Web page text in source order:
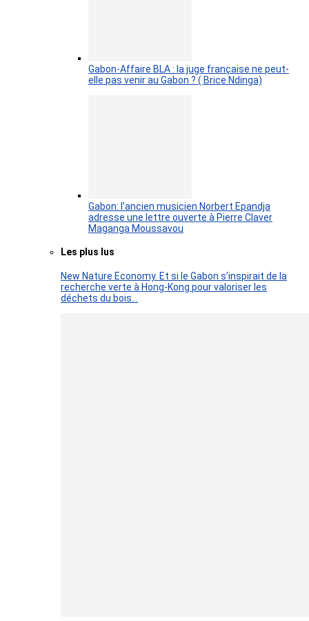
Gabon-Affaire BLA : la juge française ne peut-
elle pas venir au Gabon ? ( Brice Ndinga)
Gabon: l’ancien musicien Norbert Epandja
adresse une lettre ouverte à Pierre Claver
Maganga Moussavou
Les plus lus
New Nature Economy. Et si le Gabon s’inspirait de la
recherche verte à Hong-Kong pour valoriser les
déchets du bois…